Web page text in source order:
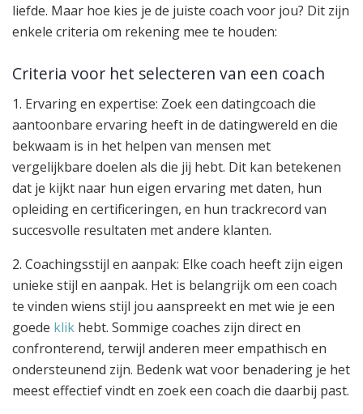
liefde. Maar hoe kies je de juiste coach voor jou? Dit zijn
enkele criteria om rekening mee te houden:
Criteria voor het selecteren van een coach
1. Ervaring en expertise: Zoek een datingcoach die
aantoonbare ervaring heeft in de datingwereld en die
bekwaam is in het helpen van mensen met
vergelijkbare doelen als die jij hebt. Dit kan betekenen
dat je kijkt naar hun eigen ervaring met daten, hun
opleiding en certificeringen, en hun trackrecord van
succesvolle resultaten met andere klanten.
2. Coachingsstijl en aanpak: Elke coach heeft zijn eigen
unieke stijl en aanpak. Het is belangrijk om een coach
te vinden wiens stijl jou aanspreekt en met wie je een
goede klik hebt. Sommige coaches zijn direct en
confronterend, terwijl anderen meer empathisch en
ondersteunend zijn. Bedenk wat voor benadering je het
meest effectief vindt en zoek een coach die daarbij past.